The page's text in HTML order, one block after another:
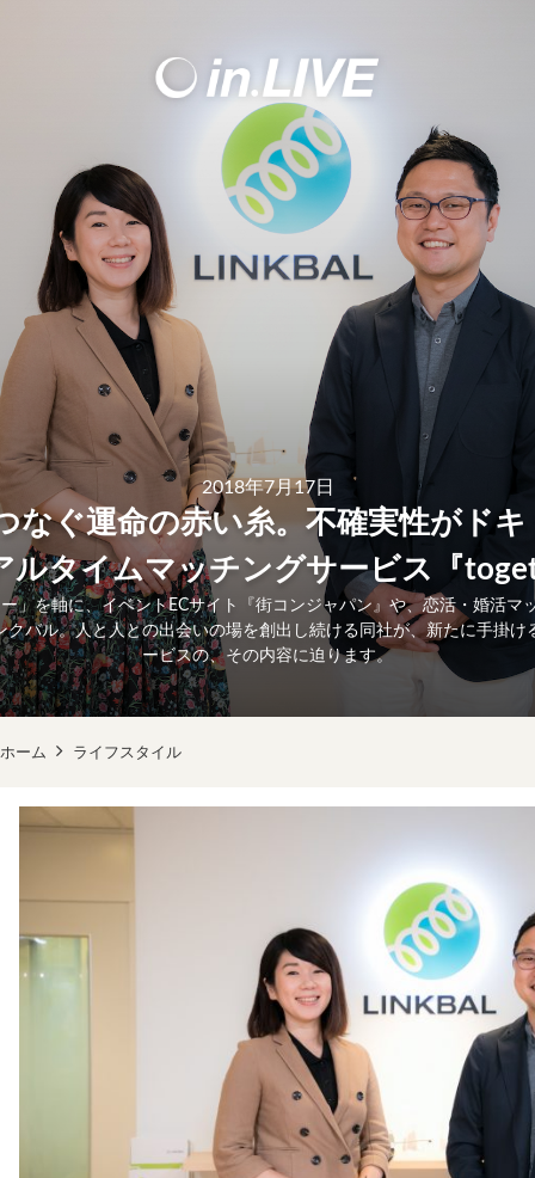
2018年7月17日
なぐ運命の赤い糸。不確実性がド
ルタイムマッチングサービス『
」を軸に、イベントECサイト『街コンジャパン』や、恋活・婚活マ
クバル。人と人との出会いの場を創出し続ける同社が、新たに手掛け
ービスの、その内容に迫ります。
ホーム ライフスタイル